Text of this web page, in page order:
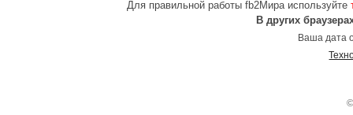
Для правильной работы fb2Мира используйте
В других
Ваша дата